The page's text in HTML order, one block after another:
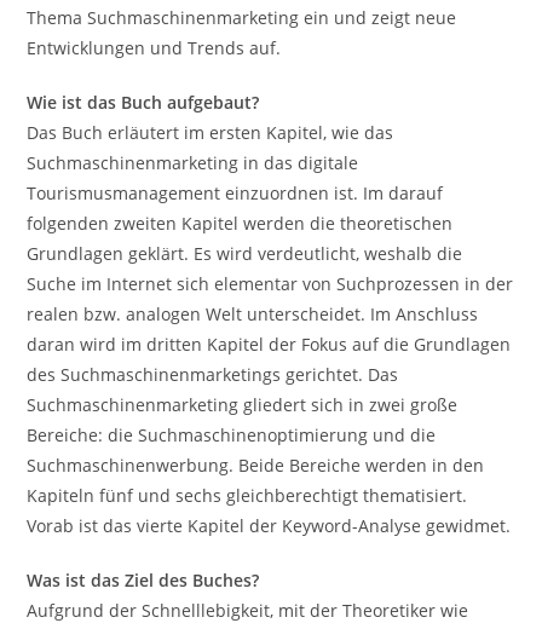
Thema Suchmaschinenmarketing ein und zeigt neue
Entwicklungen und Trends auf.
Wie ist das Buch aufgebaut?
Das Buch erläutert im ersten Kapitel, wie das
Suchmaschinenmarketing in das digitale
Tourismusmanagement einzuordnen ist. Im darauf
folgenden zweiten Kapitel werden die theoretischen
Grundlagen geklärt. Es wird verdeutlicht, weshalb die
Suche im Internet sich elementar von Suchprozessen in der
realen bzw. analogen Welt unterscheidet. Im Anschluss
daran wird im dritten Kapitel der Fokus auf die Grundlagen
des Suchmaschinenmarketings gerichtet. Das
Suchmaschinenmarketing gliedert sich in zwei große
Bereiche: die Suchmaschinenoptimierung und die
Suchmaschinenwerbung. Beide Bereiche werden in den
Kapiteln fünf und sechs gleichberechtigt thematisiert.
Vorab ist das vierte Kapitel der Keyword-Analyse gewidmet.
Was ist das Ziel des Buches?
Aufgrund der Schnelllebigkeit, mit der Theoretiker wie